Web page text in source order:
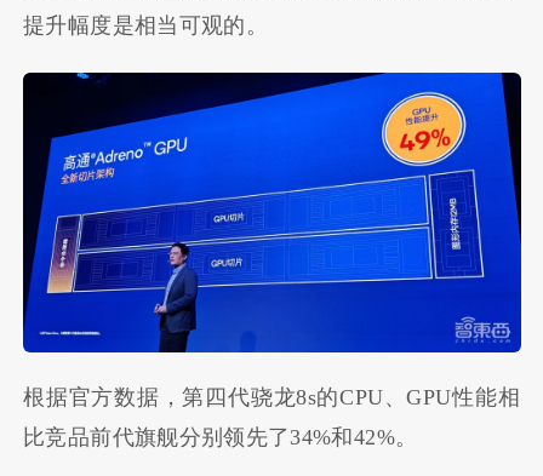
提升幅度是相当可观的。
根据官方数据，第四代骁龙8s的CPU、GPU性能相
比竞品前代旗舰分别领先了34%和42%。